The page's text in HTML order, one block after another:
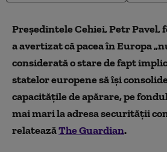
Președintele Cehiei, Petr Pavel,
a avertizat că pacea în Europa
considerată o stare de fapt
statelor europene să își
capacitățile de apărare, pe
mai mari la adresa securității
relateazăThe Guardian.